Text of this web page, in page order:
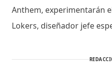
Anthem, experimentarán
Lokers, diseñador jefe